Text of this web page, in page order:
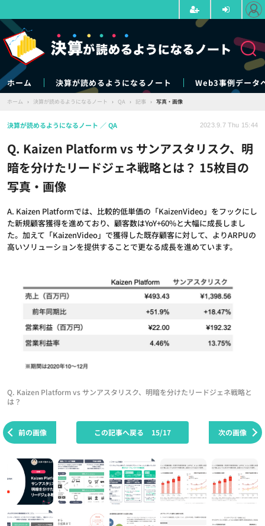
ホーム 決算が読めるようになるノート Web3事例データ
ホーム › 決算が読めるようになるノート › QA › 記事 › 写真・画像
Q. Kaizen Platform vs サンアスタリスク、明
暗を分けたリードジェネ戦略とは？ 15枚目の
写真・画像
A. Kaizen Platformでは、比較的低単価の「KaizenVideo」をフックにし
た新規顧客獲得を進めており、顧客数はYoY+60%と大幅に成長しまし
た。加えて「KaizenVideo」で獲得した既存顧客に対して、よりARPUの
高いソリューションを提供することで更なる成長を進めています。
決算が読めるようになるノート QA 2023.9.7 Thu 15:44
Q. Kaizen Platform vs サンアスタリスク、明暗を分けたリードジェネ戦略と
は？
前の画像 次の画像
この記事へ戻る 15/17